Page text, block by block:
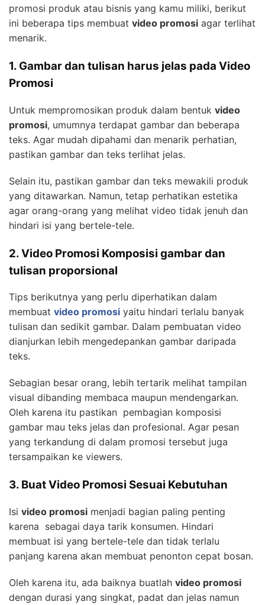
promosi produk atau bisnis yang kamu miliki, berikut
ini beberapa tips membuat video promosi agar terlihat
menarik.
1. Gambar dan tulisan harus jelas pada Video
Promosi
Untuk mempromosikan produk dalam bentuk video
promosi, umumnya terdapat gambar dan beberapa
teks. Agar mudah dipahami dan menarik perhatian,
pastikan gambar dan teks terlihat jelas.
Selain itu, pastikan gambar dan teks mewakili produk
yang ditawarkan. Namun, tetap perhatikan estetika
agar orang-orang yang melihat video tidak jenuh dan
hindari isi yang bertele-tele.
2. Video Promosi Komposisi gambar dan
tulisan proporsional
Tips berikutnya yang perlu diperhatikan dalam
membuat video promosi yaitu hindari terlalu banyak
tulisan dan sedikit gambar. Dalam pembuatan video
dianjurkan lebih mengedepankan gambar daripada
teks.
Sebagian besar orang, lebih tertarik melihat tampilan
visual dibanding membaca maupun mendengarkan.
Oleh karena itu pastikan pembagian komposisi
gambar mau teks jelas dan profesional. Agar pesan
yang terkandung di dalam promosi tersebut juga
tersampaikan ke viewers.
3. Buat Video Promosi Sesuai Kebutuhan
Isi video promosi menjadi bagian paling penting
karena sebagai daya tarik konsumen. Hindari
membuat isi yang bertele-tele dan tidak terlalu
panjang karena akan membuat penonton cepat bosan.
Oleh karena itu, ada baiknya buatlah video promosi
dengan durasi yang singkat, padat dan jelas namun